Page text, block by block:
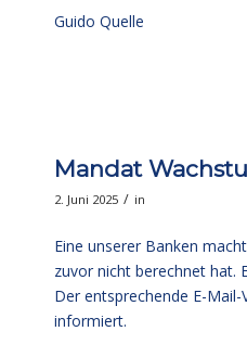
Guido Quelle
Mandat
2. Juni 2025 / in
Eine unserer Banken
zuvor nicht berechnet hat.
Der entsprechende E-
informiert.